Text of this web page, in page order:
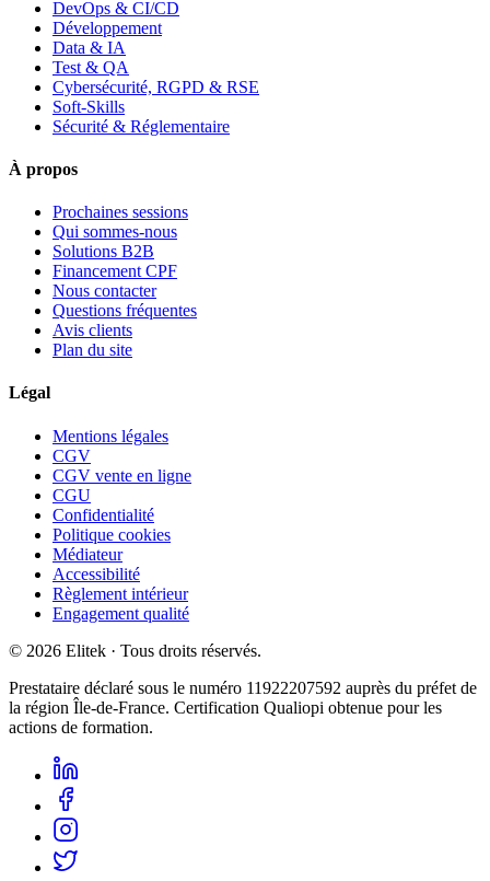
DevOps & CI/CD
Développement
Data & IA
Test & QA
Cybersécurité, RGPD & RSE
Soft-Skills
Sécurité & Réglementaire
À propos
Prochaines sessions
Qui sommes-nous
Solutions B2B
Financement CPF
Nous contacter
Questions fréquentes
Avis clients
Plan du site
Légal
Mentions légales
CGV
CGV vente en ligne
CGU
Confidentialité
Politique cookies
Médiateur
Accessibilité
Règlement intérieur
Engagement qualité
© 2026 Elitek · Tous droits réservés.
Prestataire déclaré sous le numéro 11922207592 auprès du préfet de
la région Île-de-France. Certification Qualiopi obtenue pour les
actions de formation.